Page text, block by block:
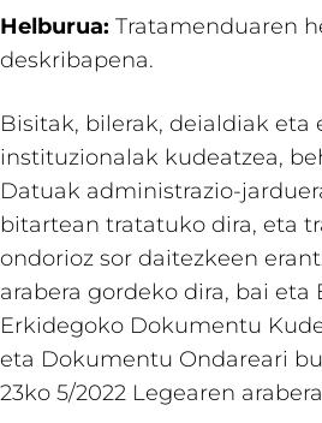
Helburua: Tratamenduaren
deskribapena.
Bisitak, bilerak, deialdiak eta
instituzionalak kudeatzea,
Datuak administrazio-
bitartean tratatuko dira, eta
ondorioz sor daitezkeen
arabera gordeko dira, bai eta
Erkidegoko Dokumentu
eta Dokumentu Ondareari
23ko 5/2022 Legearen